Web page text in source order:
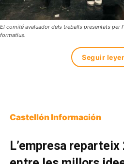
El comité avaluador dels treballs presentats per
formatius.
Seguir
Castellón Información
L’empresa